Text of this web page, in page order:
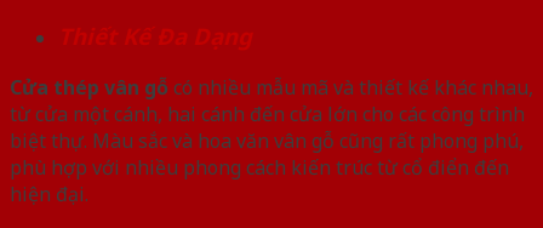
Thiết Kế Đa Dạng
Cửa thép vân gỗ có nhiều mẫu mã và thiết kế khác nhau,
từ cửa một cánh, hai cánh đến cửa lớn cho các công trình
biệt thự. Màu sắc và hoa văn vân gỗ cũng rất phong phú,
phù hợp với nhiều phong cách kiến trúc từ cổ điển đến
hiện đại.